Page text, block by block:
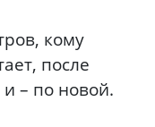
кому
после
– по новой.